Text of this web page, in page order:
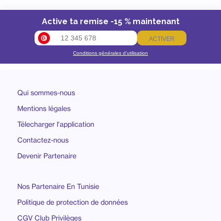
Active ta remise -15 % maintenant
ACTIVER
Conditions générales d’utilisation
Qui sommes-nous
Mentions légales
Télecharger l'application
Contactez-nous
Devenir Partenaire
Nos Partenaire En Tunisie
Politique de protection de données
CGV Club Privilèges